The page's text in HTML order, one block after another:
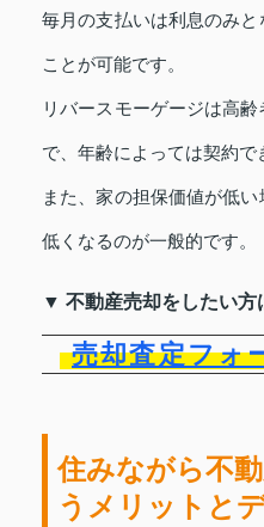
毎月の支払いは利息のみ
ことが可能です。
リバースモーゲージは高
で、年齢によっては契約で
また、家の担保価値が低
低くなるのが一般的です。
▼ 不動産売却をしたい
売却査定フォ
住みながら不
うメリットと